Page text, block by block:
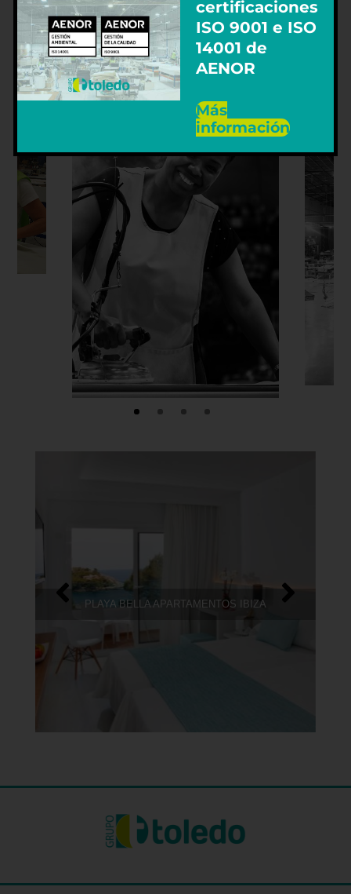
compromisos alcanzados.
En Grupo Toledo nos convertimos en asesores de nuestros
clientes ofreciéndoles toda la información que necesiten de
los productos y ofreciendo soluciones por lo que disminuye
el exceso de carga de trabajo.
PLAYA BELLA APARTAMENTOS IBIZA
certificaciones
ISO 9001 e ISO
14001 de
AENOR
Más
información